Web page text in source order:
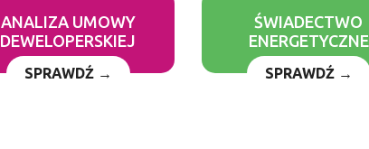
ANALIZA UMOWY
DEWELOPERSKIEJ
SPRAWDŹ →
ŚWIADECTWO
ENERGETYCZNE
SPRAWDŹ →